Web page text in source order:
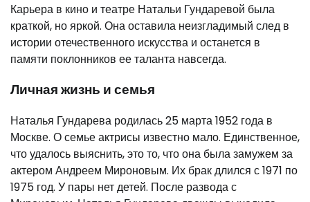
Карьера в кино и театре Натальи Гундаревой была
краткой, но яркой. Она оставила неизгладимый след в
истории отечественного искусства и останется в
памяти поклонников ее таланта навсегда.
Личная жизнь и семья
Наталья Гундарева родилась 25 марта 1952 года в
Москве. О семье актрисы известно мало. Единственное,
что удалось выяснить, это то, что она была замужем за
актером Андреем Мироновым. Их брак длился с 1971 по
1975 год. У пары нет детей. После развода с